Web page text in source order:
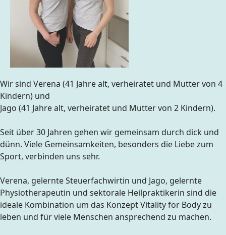
Wir sind Verena (41 Jahre alt, verheiratet und Mutter von 4
Kindern) und
Jago (41 Jahre alt, verheiratet und Mutter von 2 Kindern).
Seit über 30 Jahren gehen wir gemeinsam durch dick und
dünn. Viele Gemeinsamkeiten, besonders die Liebe zum
Sport, verbinden uns sehr.
Verena, gelernte Steuerfachwirtin und Jago, gelernte
Physiotherapeutin und sektorale Heilpraktikerin sind die
ideale Kombination um das Konzept Vitality for Body zu
leben und für viele Menschen ansprechend zu machen.